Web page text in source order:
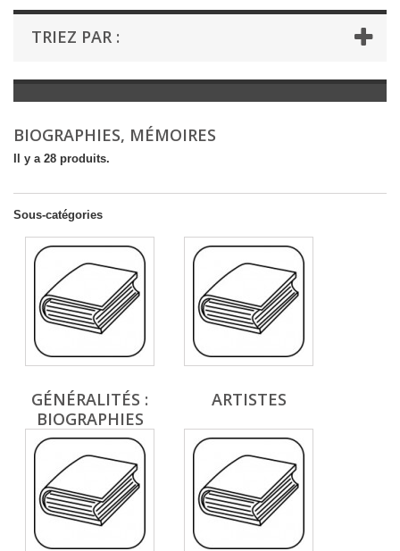
+
LIVRES : JEUNESSE
LIVRES ANCIENS AVANT 1900
TRIEZ PAR :
BIOGRAPHIES, MÉMOIRES
Il y a 28 produits.
Sous-catégories
GÉNÉRALITÉS :
BIOGRAPHIES
ARTISTES